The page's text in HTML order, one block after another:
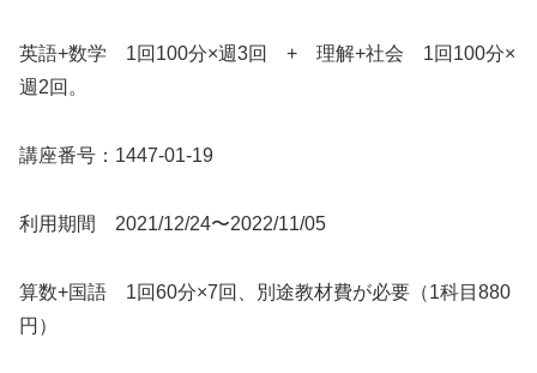
英語+数学 1回100分×週3回 + 理解+社会 1回100分×
週2回。
講座番号：1447-01-19
利用期間 2021/12/24〜2022/11/05
算数+国語 1回60分×7回、別途教材費が必要（1科目880
円）